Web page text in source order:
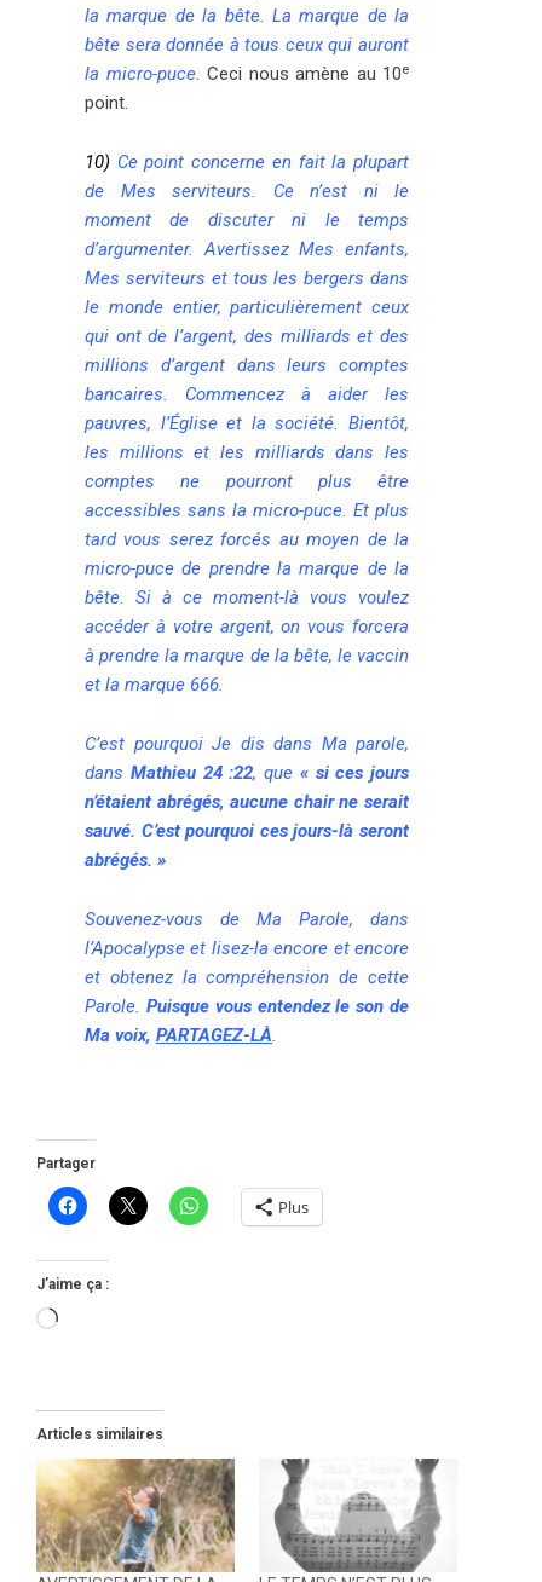
la marque de la bête. La marque de la
bête sera donnée à tous ceux qui auront
la micro-puce. Ceci nous amène au 10e
point.
10) Ce point concerne en fait la plupart
de Mes serviteurs. Ce n’est ni le
moment de discuter ni le temps
d’argumenter. Avertissez Mes enfants,
Mes serviteurs et tous les bergers dans
le monde entier, particulièrement ceux
qui ont de l’argent, des milliards et des
millions d’argent dans leurs comptes
bancaires. Commencez à aider les
pauvres, l’Église et la société. Bientôt,
les millions et les milliards dans les
comptes ne pourront plus être
accessibles sans la micro-puce. Et plus
tard vous serez forcés au moyen de la
micro-puce de prendre la marque de la
bête. Si à ce moment-là vous voulez
accéder à votre argent, on vous forcera
à prendre la marque de la bête, le vaccin
et la marque 666.
C’est pourquoi Je dis dans Ma parole,
dans Mathieu 24 :22, que « si ces jours
n’étaient abrégés, aucune chair ne serait
sauvé. C’est pourquoi ces jours-là seront
abrégés. »
Souvenez-vous de Ma Parole, dans
l’Apocalypse et lisez-la encore et encore
et obtenez la compréhension de cette
Parole. Puisque vous entendez le son de
Ma voix, PARTAGEZ-LÀ.
Partager
Plus
J’aime ça :
Chargement…
Articles similaires